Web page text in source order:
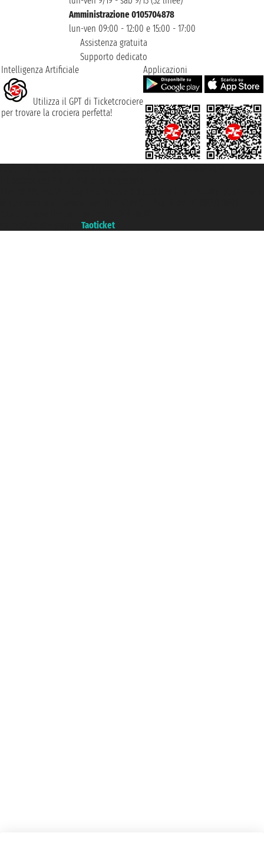
Amministrazione 0105704878
lun-ven 09:00 - 12:00 e 15:00 - 17:00
Assistenza gratuita
Supporto dedicato
Intelligenza Artificiale
Utilizza il GPT di Ticketcrociere
per trovare la crociera perfetta!
Applicazioni
Taoticket